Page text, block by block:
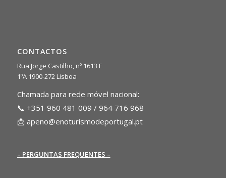
CONTACTOS
Rua Jorge Castilho, nº 1613 F
1ºA 1900-272 Lisboa
Chamada para rede móvel nacional:
📞 +351 960 481 009 / 964 716 968
📩 apeno@enoturismodeportugal.pt
– PERGUNTAS FREQUENTES –